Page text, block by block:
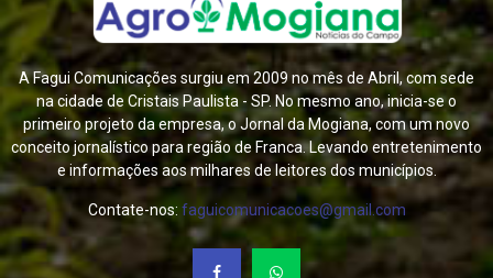
A Fagui Comunicações surgiu em 2009 no mês de Abril, com sede
na cidade de Cristais Paulista - SP. No mesmo ano, inicia-se o
primeiro projeto da empresa, o Jornal da Mogiana, com um novo
conceito jornalístico para região de Franca. Levando entretenimento
e informações aos milhares de leitores dos municípios.
Contate-nos: faguicomunicacoes@gmail.com